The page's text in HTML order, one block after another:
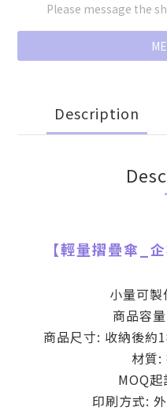
Please message the
Description
【輕量摺疊傘
小量可
商品容
商品尺寸: 收納後約
材質:
MOQ
印刷方式: